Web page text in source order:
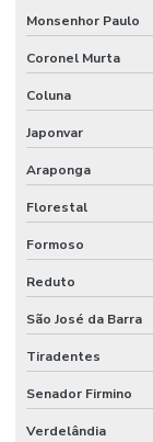
Monsenhor Paulo
Coronel Murta
Coluna
Japonvar
Araponga
Florestal
Formoso
Reduto
São José da Barra
Tiradentes
Senador Firmino
Verdelândia